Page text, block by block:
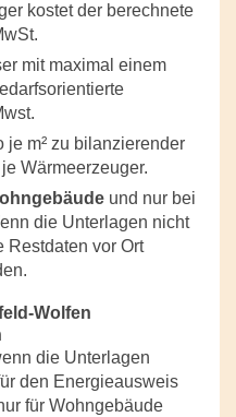
kostet der berechnete
mit maximal einem
je m² zu bilanzierender
Wärmeerzeuger.
und nur bei
die Unterlagen nicht
Restdaten vor Ort
Wolfen
die Unterlagen
den Energieausweis
für Wohngebäude